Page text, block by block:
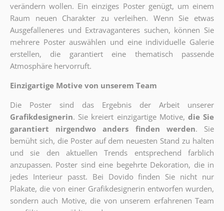
verändern wollen. Ein einziges Poster genügt, um einem
Raum neuen Charakter zu verleihen. Wenn Sie etwas
Ausgefalleneres und Extravaganteres suchen, können Sie
mehrere Poster auswählen und eine individuelle Galerie
erstellen, die garantiert eine thematisch passende
Atmosphäre hervorruft.
Einzigartige Motive von unserem Team
Die Poster sind das Ergebnis der Arbeit unserer
Grafikdesignerin. Sie kreiert einzigartige Motive, die Sie
garantiert nirgendwo anders finden werden. Sie
bemüht sich, die Poster auf dem neuesten Stand zu halten
und sie den aktuellen Trends entsprechend farblich
anzupassen. Poster sind eine begehrte Dekoration, die in
jedes Interieur passt. Bei Dovido finden Sie nicht nur
Plakate, die von einer Grafikdesignerin entworfen wurden,
sondern auch Motive, die von unserem erfahrenen Team